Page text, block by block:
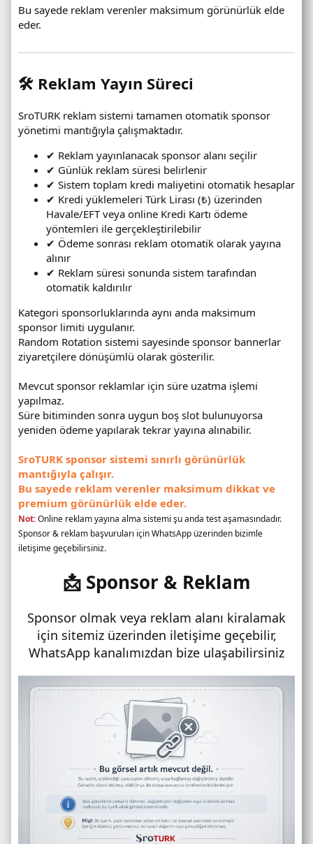
Bu sayede reklam verenler maksimum görünürlük elde
eder.
🛠 Reklam Yayın Süreci
SroTURK reklam sistemi tamamen otomatik sponsor
yönetimi mantığıyla çalışmaktadır.
✔ Reklam yayınlanacak sponsor alanı seçilir
✔ Günlük reklam süresi belirlenir
✔ Sistem toplam kredi maliyetini otomatik hesaplar
✔ Kredi yüklemeleri Türk Lirası (₺) üzerinden
Havale/EFT veya online Kredi Kartı ödeme
yöntemleri ile gerçekleştirilebilir
✔ Ödeme sonrası reklam otomatik olarak yayına
alınır
✔ Reklam süresi sonunda sistem tarafından
otomatik kaldırılır
Kategori sponsorluklarında aynı anda maksimum
sponsor limiti uygulanır.
Random Rotation sistemi sayesinde sponsor bannerlar
ziyaretçilere dönüşümlü olarak gösterilir.
Mevcut sponsor reklamlar için süre uzatma işlemi
yapılmaz.
Süre bitiminden sonra uygun boş slot bulunuyorsa
yeniden ödeme yapılarak tekrar yayına alınabilir.
SroTURK sponsor sistemi sınırlı görünürlük
mantığıyla çalışır.
Bu sayede reklam verenler maksimum dikkat ve
premium görünürlük elde eder.
Not:Online reklam yayına alma sistemi şu anda test aşamasındadır.
Sponsor & reklam başvuruları için WhatsApp üzerinden bizimle
iletişime geçebilirsiniz.
📩 Sponsor & Reklam
Sponsor olmak veya reklam alanı kiralamak
için sitemiz üzerinden iletişime geçebilir,
WhatsApp kanalımızdan bize ulaşabilirsiniz